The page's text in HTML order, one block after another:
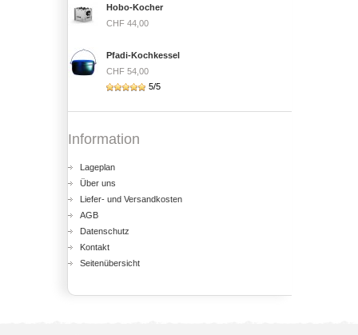
Hobo-Kocher
CHF 44,00
Pfadi-Kochkessel
CHF 54,00
5/5
Information
Lageplan
Über uns
Liefer- und Versandkosten
AGB
Datenschutz
Kontakt
Seitenübersicht